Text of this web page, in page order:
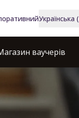
Українська (
ваучерів